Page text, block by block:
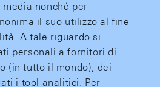
nonché per
il suo utilizzo al fine
A tale riguardo si
personali a fornitori di
(in tutto il mondo), dei
i tool analitici. Per